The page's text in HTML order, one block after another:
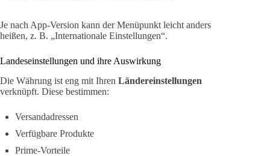
Je nach App-Version kann der Menüpunkt leicht anders
heißen, z. B. „Internationale Einstellungen“.
Landeseinstellungen und ihre Auswirkung
Die Währung ist eng mit Ihren Ländereinstellungen
verknüpft. Diese bestimmen:
Versandadressen
Verfügbare Produkte
Prime-Vorteile